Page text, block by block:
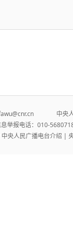
中央人民
举报电话：010-
中央人民广播电台介绍 |